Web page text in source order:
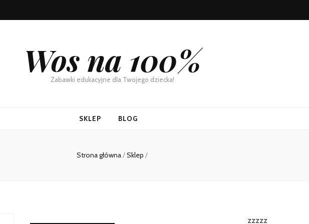
Wos na 100%
Zabawki edukacyjne dla Twojego dziecka!
SKLEP BLOG
Strona główna/Sklep /
zzzzz